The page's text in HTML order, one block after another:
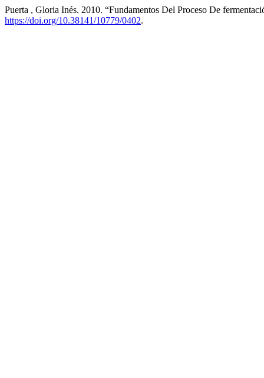
Puerta , Gloria Inés. 2010. “Fundamentos Del Proceso De
https://doi.org/10.38141/10779/0402.